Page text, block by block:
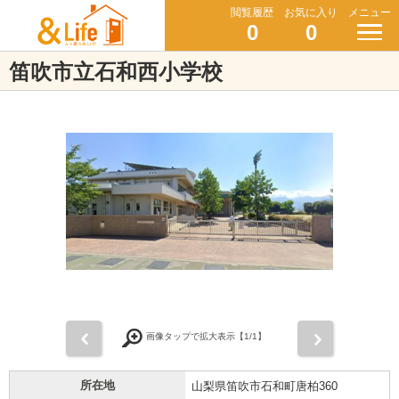
閲覧履歴
0
お気に入り
0
メニュー
笛吹市立石和西小学校
画像タップで拡大表示【1/1】
所在地 山梨県笛吹市石和町唐柏360